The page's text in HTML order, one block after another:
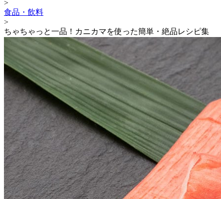
>
食品・飲料
>
ちゃちゃっと一品！カニカマを使った簡単・絶品レシピ集